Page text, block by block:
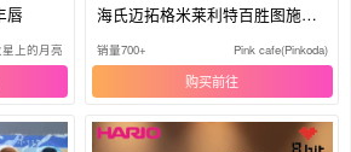
唇
星上的月亮
海氏迈拓格米莱利特百胜图施耐
德龙
销量700+ Pink cafe(Pinkoda)
购买